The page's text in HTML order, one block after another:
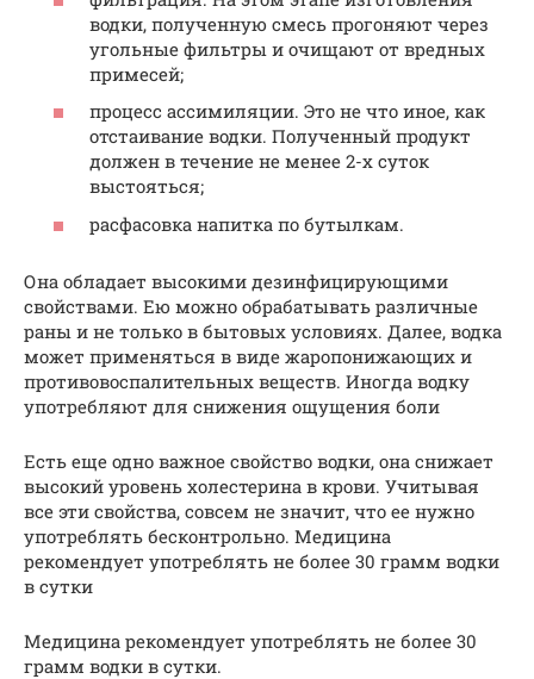
водки, полученную смесь прогоняют через
угольные фильтры и очищают от вредных
примесей;
процесс ассимиляции. Это не что иное, как
отстаивание водки. Полученный продукт
должен в течение не менее 2-х суток
выстояться;
расфасовка напитка по бутылкам.
Она обладает высокими дезинфицирующими
свойствами. Ею можно обрабатывать различные
раны и не только в бытовых условиях. Далее, водка
может применяться в виде жаропонижающих и
противовоспалительных веществ. Иногда водку
употребляют для снижения ощущения боли
Есть еще одно важное свойство водки, она снижает
высокий уровень холестерина в крови. Учитывая
все эти свойства, совсем не значит, что ее нужно
употреблять бесконтрольно. Медицина
рекомендует употреблять не более 30 грамм водки
в сутки
Медицина рекомендует употреблять не более 30
грамм водки в сутки.